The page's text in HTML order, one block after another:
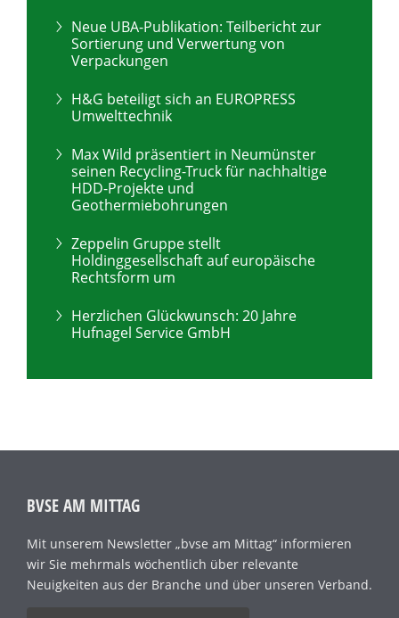
Neue UBA-Publikation: Teilbericht zur
Sortierung und Verwertung von
Verpackungen
H&G beteiligt sich an EUROPRESS
Umwelttechnik
Max Wild präsentiert in Neumünster
seinen Recycling-Truck für nachhaltige
HDD-Projekte und
Geothermiebohrungen
Zeppelin Gruppe stellt
Holdinggesellschaft auf europäische
Rechtsform um
Herzlichen Glückwunsch: 20 Jahre
Hufnagel Service GmbH
BVSE AM MITTAG
Mit unserem Newsletter „bvse am Mittag“ informieren
wir Sie mehrmals wöchentlich über relevante
Neuigkeiten aus der Branche und über unseren Verband.